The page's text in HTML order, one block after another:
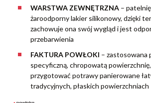
WARSTWA ZEWNĘTRZNA –
żaroodporny lakier silikonowy, dzięki
zachowuje ona swój wygląd i jest
przebarwienia
FAKTURA POWŁOKI – zastosowana
specyficzną, chropowatą
przygotować potrawy panierowane
tradycyjnych, płaskich powierzchniach